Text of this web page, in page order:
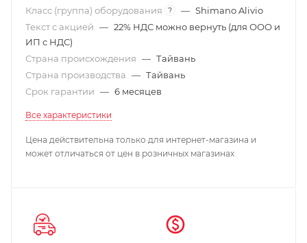
Класс (группа) оборудования
? — Shimano Alivio
Текст с акцией — 22% НДС можно вернуть (для ООО и
ИП с НДС)
Страна происхождения — Тайвань
Страна производства — Тайвань
Срок гарантии — 6 месяцев
Все характеристики
Цена действительна только для интернет-магазина и
может отличаться от цен в розничных магазинах